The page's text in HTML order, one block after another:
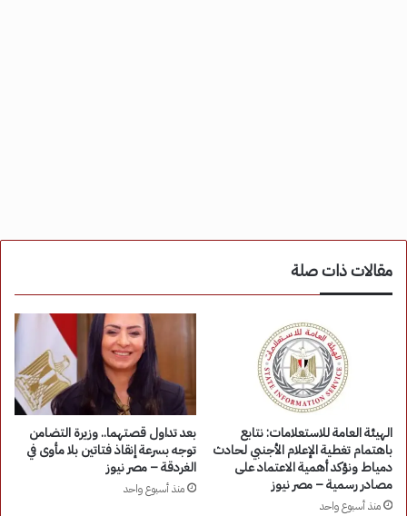
مقالات ذات صلة
الهيئة العامة للاستعلامات: نتابع
باهتمام تغطية الإعلام الأجنبي لحادث
دمياط ونؤكد أهمية الاعتماد على
مصادر رسمية – مصر نيوز
منذ أسبوع واحد
بعد تداول قصتهما.. وزيرة التضامن
توجه بسرعة إنقاذ فتاتين بلا مأوى في
الغردقة – مصر نيوز
منذ أسبوع واحد